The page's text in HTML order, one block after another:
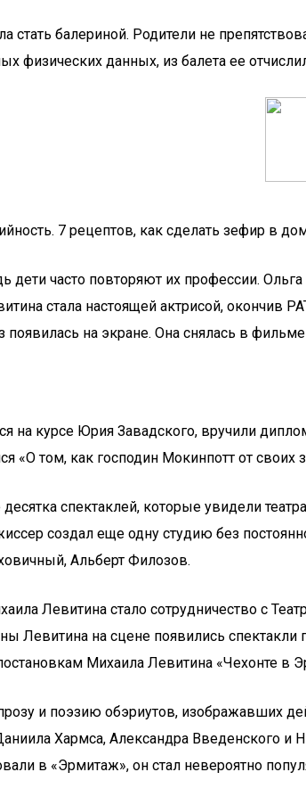
стать балериной. Родители не
физических данных, из балета ее
7 рецептов, как сделать зефир в
часто повторяют их профессии.
стала настоящей актрисой, окончив
на экране. Она снялась в
на курсе Юрия Завадского, вручили
«О том, как господин Мокинпотт от своих
спектаклей, которые увидели
создал еще одну студию без
Альберт Филозов.
Левитина стало сотрудничество с
Левитина на сцене появились
Михаила Левитина «Чехонте
и поэзию обэриутов, изображавших
Хармса, Александра Введенского
в «Эрмитаж», он стал невероятно